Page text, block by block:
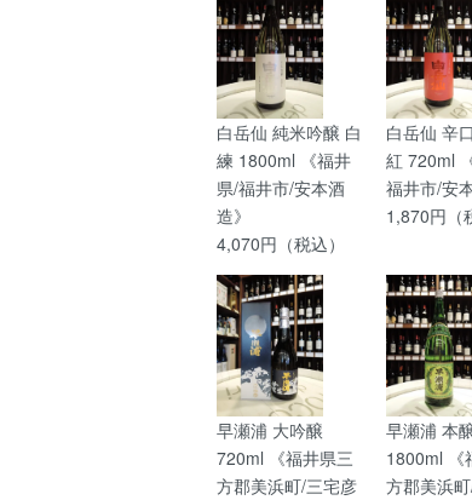
白岳仙 純米吟醸 白
練 1800ml 《福井
県/福井市/安本酒
造》
4,070円（税込）
白岳仙 辛
紅 720ml
福井市/安
1,870円（
早瀬浦 大吟醸
720ml 《福井県三
方郡美浜町/三宅彦
早瀬浦 本
1800ml 《
方郡美浜